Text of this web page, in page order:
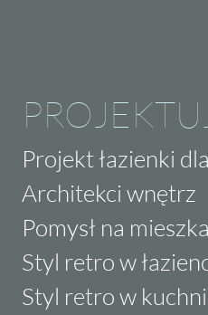
Projekt łazienki
Architekci wnętrz
Pomysł na
Styl retro w
Styl retro w kuchni